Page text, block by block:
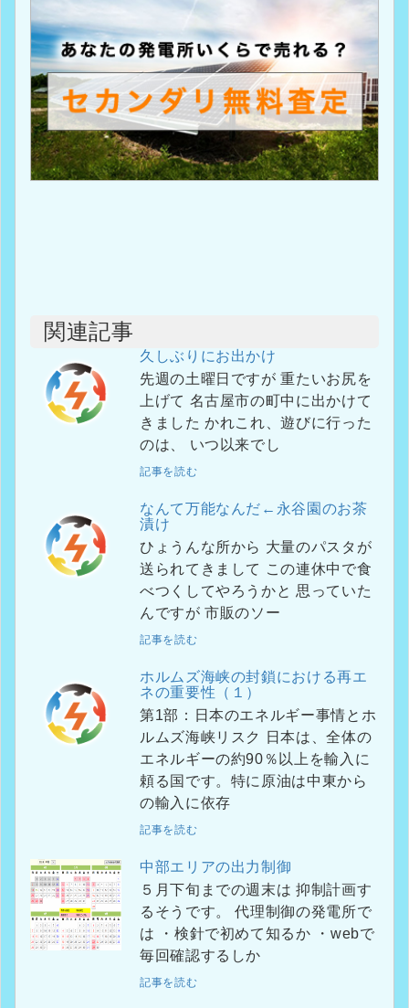
関連記事
久しぶりにお出かけ
先週の土曜日ですが 重たいお尻を
上げて 名古屋市の町中に出かけて
きました かれこれ、遊びに行った
のは、 いつ以来でし
記事を読む
なんて万能なんだ←永谷園のお茶
漬け
ひょうんな所から 大量のパスタが
送られてきまして この連休中で食
べつくしてやろうかと 思っていた
んですが 市販のソー
記事を読む
ホルムズ海峡の封鎖における再エ
ネの重要性（１）
第1部：日本のエネルギー事情とホ
ルムズ海峡リスク 日本は、全体の
エネルギーの約90％以上を輸入に
頼る国です。特に原油は中東から
の輸入に依存
記事を読む
中部エリアの出力制御
５月下旬までの週末は 抑制計画す
るそうです。 代理制御の発電所で
は ・検針で初めて知るか ・webで
毎回確認するしか
記事を読む